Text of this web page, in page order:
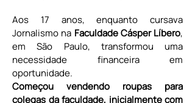
Aos 17 anos, enquanto cursava
Jornalismo na Faculdade Cásper Líbero,
em São Paulo, transformou uma
necessidade financeira em
oportunidade.
Começou vendendo roupas para
colegas da faculdade, inicialmente com